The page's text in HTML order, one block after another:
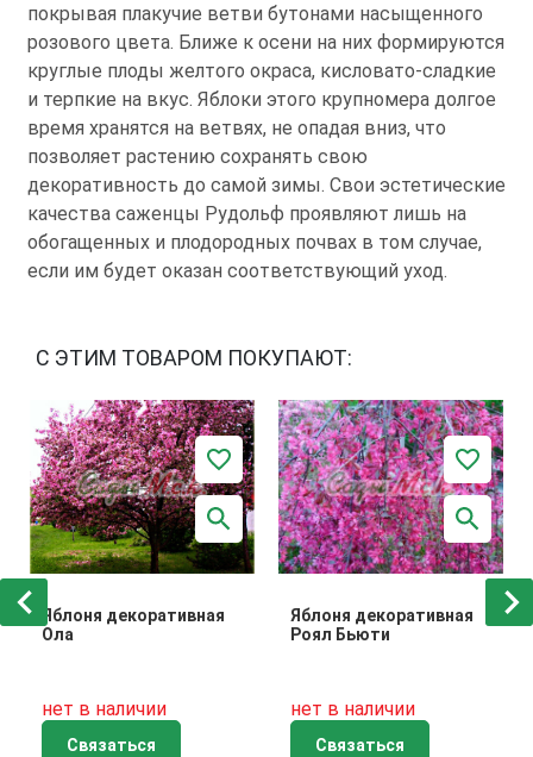
покрывая плакучие ветви бутонами насыщенного
розового цвета. Ближе к осени на них формируются
круглые плоды желтого окраса, кисловато-сладкие
и терпкие на вкус. Яблоки этого крупномера долгое
время хранятся на ветвях, не опадая вниз, что
позволяет растению сохранять свою
декоративность до самой зимы. Свои эстетические
качества саженцы Рудольф проявляют лишь на
обогащенных и плодородных почвах в том случае,
если им будет оказан соответствующий уход.
С ЭТИМ ТОВАРОМ ПОКУПАЮТ:
Яблоня декоративная
Ола
нет в наличии
Связаться
Яблоня декоративная
Роял Бьюти
нет в наличии
Связаться